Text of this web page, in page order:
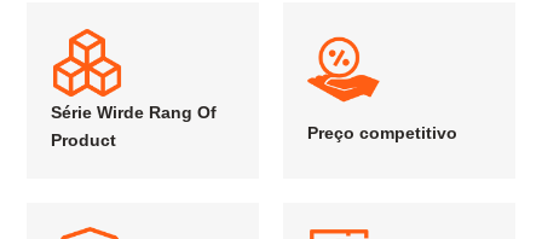
Série Wirde Rang Of
Product
Preço competitivo